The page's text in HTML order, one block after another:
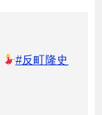
#反町隆史